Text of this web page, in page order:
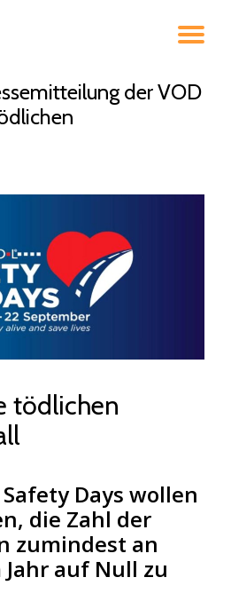
der VOD
tödlichen
Safety Days wollen
die Zahl der
zumindest an
auf Null zu